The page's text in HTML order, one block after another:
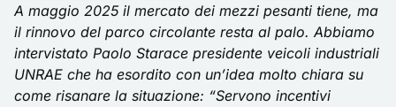
A maggio 2025 il mercato dei mezzi pesanti tiene, ma
il rinnovo del parco circolante resta al palo. Abbiamo
intervistato Paolo Starace presidente veicoli industriali
UNRAE che ha esordito con un’idea molto chiara su
come risanare la situazione: “Servono incentivi